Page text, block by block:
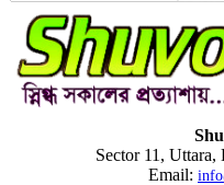
Sector 11, Uttara,
Email: